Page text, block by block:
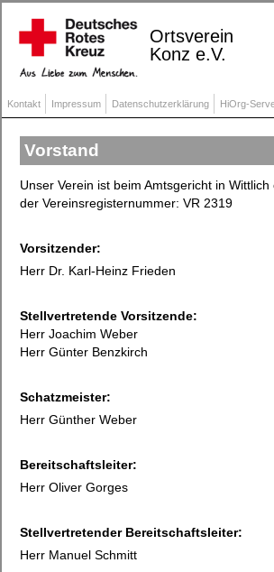
Ortsverein
Konz e.V.
Kontakt Impressum Datenschutzerklärung HiOrg-
Vorstand
Unser Verein ist beim Amtsgericht in
der Vereinsregisternummer: VR 2319
Vorsitzender:
Herr Dr. Karl-Heinz Frieden
Stellvertretende Vorsitzende:
Herr Joachim Weber
Herr Günter Benzkirch
Schatzmeister:
Herr Günther Weber
Bereitschaftsleiter:
Herr Oliver Gorges
Stellvertretender Bereitschaftsleiter:
Herr Manuel Schmitt